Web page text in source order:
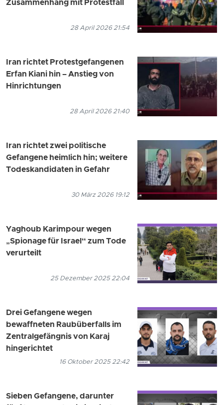
Zusammenhang mit Protestfall
28 April 2026 21:54
Iran richtet Protestgefangenen
Erfan Kiani hin – Anstieg von
Hinrichtungen
28 April 2026 21:40
Iran richtet zwei politische
Gefangene heimlich hin; weitere
Todeskandidaten in Gefahr
30 März 2026 19:12
Yaghoub Karimpour wegen
„Spionage für Israel“ zum Tode
verurteilt
25 Dezember 2025 22:04
Drei Gefangene wegen
bewaffneten Raubüberfalls im
Zentralgefängnis von Karaj
hingerichtet
16 Oktober 2025 22:42
Sieben Gefangene, darunter